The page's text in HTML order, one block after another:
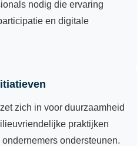
nodig die ervaring
en digitale
zich in voor duurzaamheid
praktijken
ondersteunen.